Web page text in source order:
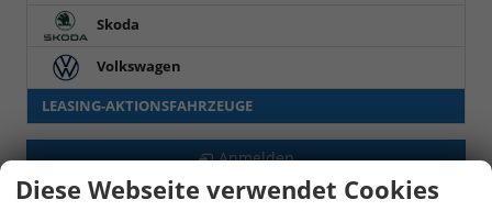
Skoda
Volkswagen
LEASING-AKTIONSFAHRZEUGE
Anmelden
Diese Webseite verwendet Cookies